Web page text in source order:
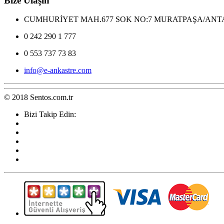
CUMHURİYET MAH.677 SOK NO:7 MURATPAŞA/
0 242 290 1 777
0 553 737 73 83
info@e-ankastre.com
© 2018 Sentos.com.tr
Bizi Takip Edin: